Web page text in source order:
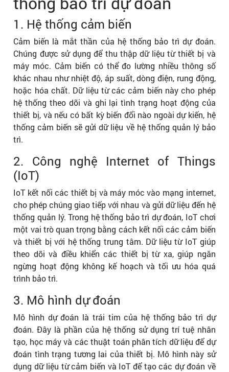
1. Hệ thống cảm biến
Cảm biến là mắt thần của hệ thống bảo trì dự đoán.
Chúng được sử dụng để thu thập dữ liệu từ thiết bị và
máy móc. Cảm biến có thể đo lường nhiều thông số
khác nhau như nhiệt độ, áp suất, dòng điện, rung động,
hoặc hóa chất. Dữ liệu từ các cảm biến này cho phép
hệ thống theo dõi và ghi lại tình trạng hoạt động của
thiết bị, và nếu có bất kỳ biến đổi nào ngoài dự kiến, hệ
thống cảm biến sẽ gửi dữ liệu về hệ thống quản lý bảo
trì.
2. Công nghệ Internet of Things
(IoT)
IoT kết nối các thiết bị và máy móc vào mạng internet,
cho phép chúng giao tiếp với nhau và gửi dữ liệu đến hệ
thống quản lý. Trong hệ thống bảo trì dự đoán, IoT chơi
một vai trò quan trọng bằng cách kết nối các cảm biến
và thiết bị với hệ thống trung tâm. Dữ liệu từ IoT giúp
theo dõi và điều khiển các thiết bị từ xa, giúp ngăn
ngừng hoạt động không kế hoạch và tối ưu hóa quá
trình bảo trì.
3. Mô hình dự đoán
Mô hình dự đoán là trái tim của hệ thống bảo trì dự
đoán. Đây là phần của hệ thống sử dụng trí tuệ nhân
tạo, học máy và các thuật toán phân tích dữ liệu để dự
đoán tình trạng tương lai của thiết bị. Mô hình này sử
dụng dữ liệu từ cảm biến và IoT để tạo các dự đoán về